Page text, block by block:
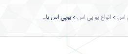
اس> انواع یو پی اس> یوپی اس با اثر متقابل روی خط (Line-Interactive UPS)